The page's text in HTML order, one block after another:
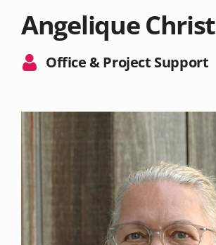
Angelique Christ
Office & Project Support